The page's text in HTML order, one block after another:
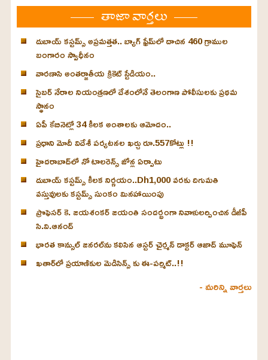
తాజా వార్తలు
దుబాయ్ కస్టమ్స్ అప్రమత్తత.. బ్యాగ్ ఫ్రేమ్‌లో దాచిన 460 గ్రాముల
బంగారం స్వాధీనం
వారణాసి అంతర్జాతీయ క్రికెట్ స్టేడియం..
సైబర్ నేరాల నియంత్రణలో దేశంలోనే తెలంగాణ పోలీసులకు ప్రథమ
స్థానం
ఏపీ కేబినెట్లో 34 కీలక అంశాలకు ఆమోదం..
ప్రధాని మోదీ విదేశీ పర్యటనల ఖర్చు రూ.557కోట్లు !!
హైదరాబాద్‌లో నో టాలరెన్స్ జోన్ల ఏర్పాటు
దుబాయ్ కస్టమ్స్ కీలక నిర్ణయం..Dh1,000 వరకు దిగుమతి
వస్తువులకు కస్టమ్స్ సుంకం మినహాయింపు
ప్రొఫెసర్ కె. జయశంకర్ జయంతి సందర్భంగా నివాళులర్పించిన డీజీపీ
సి.వి.ఆనంద్
భారత కాన్సుల్ జనరల్‌ను కలిసిన ఆస్టర్ చైర్మన్ డాక్టర్ ఆజాద్ మూఫెన్
ఖతార్‌లో ప్రయాణికుల మెడిసిన్స్ కు ఈ-పర్మిట్..!!
- మరిన్ని వార్తలు